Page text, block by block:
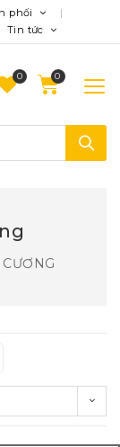
phối
Tin tức
0